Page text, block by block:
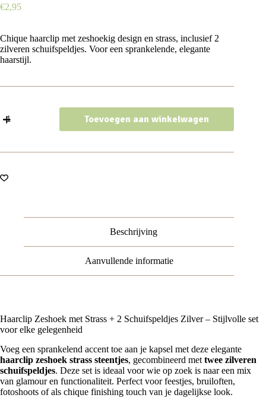
€2,95
Chique haarclip met zeshoekig design en strass, inclusief 2
zilveren schuifspeldjes. Voor een sprankelende, elegante
haarstijl.
Haarclip
Zeshoek
Steentjes
Toevoegen aan winkelwagen
Beschrijving
Aanvullende informatie
Haarclip Zeshoek met Strass + 2 Schuifspeldjes Zilver – Stijlvolle set
voor elke gelegenheid
Voeg een sprankelend accent toe aan je kapsel met deze elegante
haarclip zeshoek strass steentjes, gecombineerd met twee zilveren
schuifspeldjes. Deze set is ideaal voor wie op zoek is naar een mix
van glamour en functionaliteit. Perfect voor feestjes, bruiloften,
fotoshoots of als chique finishing touch van je dagelijkse look.